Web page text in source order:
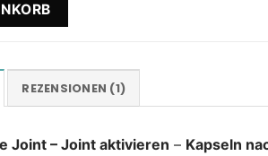
REZENSIONEN (1)
Joint – Joint aktivieren – Kapseln